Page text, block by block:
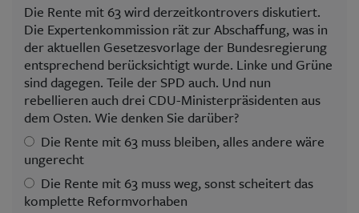
Die Rente mit 63 wird derzeitkontrovers diskutiert.
Die Expertenkommission rät zur Abschaffung, was in
der aktuellen Gesetzesvorlage der Bundesregierung
entsprechend berücksichtigt wurde. Linke und Grüne
sind dagegen. Teile der SPD auch. Und nun
rebellieren auch drei CDU-Ministerpräsidenten aus
dem Osten. Wie denken Sie darüber?
Die Rente mit 63 muss bleiben, alles andere wäre
ungerecht
Die Rente mit 63 muss weg, sonst scheitert das
komplette Reformvorhaben